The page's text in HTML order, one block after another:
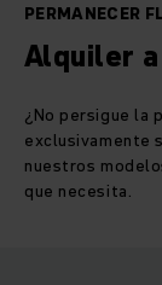
PERMANECER
Alquiler
¿No persigue la
exclusivamente
nuestros
que necesita.